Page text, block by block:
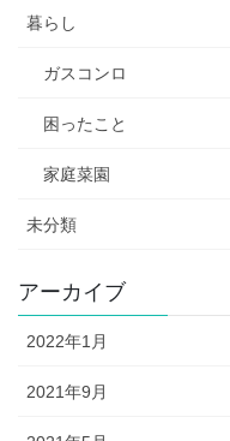
暮らし
ガスコンロ
困ったこと
家庭菜園
未分類
アーカイブ
2022年1月
2021年9月